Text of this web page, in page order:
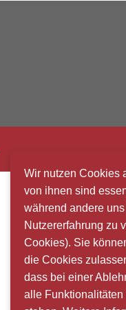
Wir nutzen Cookies
von ihnen sind
während andere
Nutzererfahrung zu
Cookies). Sie
die Cookies
dass bei einer
alle Funktionalitäten